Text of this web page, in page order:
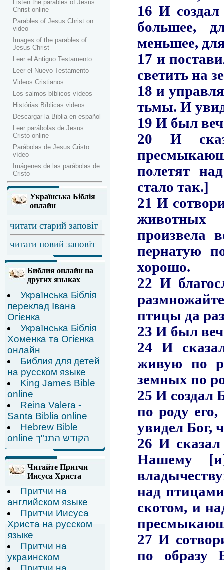
Listen the parables of Jesus
Christ online
Parables of Jesus Christ on
video
Images of the parables of
Jesus Christ
Leer el Antiguo Testamento
Leer el Nuevo Testamento
Videos Cristianos
Los salmos bíblicos vídeos
Histórias Bíblicas videos
Descargar la Biblia en español
Leer parábolas de Jesus
Cristo online
Parábolas de Jesus Cristo
vídeo
Imágenes de las parábolas de
Cristo
Українська Біблія
онлайн
читати старий заповіт
читати новий заповіт
Библия онлайн на
других языках
Українська Біблія
переклад Івана
Огієнка
Українська Біблія
Хоменка та Огієнка
онлайн
Библия для детей
на русском языке
King James Bible
online
Reina Valera -
Santa Biblia online
Hebrew Bible
online הקודש התנ"ך
Читайте Притчи
Иисуса Христа
Притчи на
английском языке
Притчи Иисуса
Христа на русском
языке
Притчи на
украинском